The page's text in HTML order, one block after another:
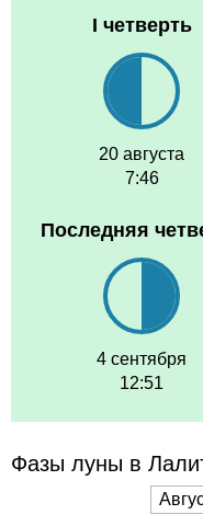
I четверть
20 августа
7:46
Последняя
4 сентября
12:51
Фазы луны в